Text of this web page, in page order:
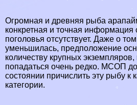
Огромная и древняя рыба
конкретная и точная информация
поголовья отсутствует. Даже о
уменьшилась, предположение
количеству крупных
попадаться очень редко. МСОП
состоянии причислить эту рыбу к
категории.